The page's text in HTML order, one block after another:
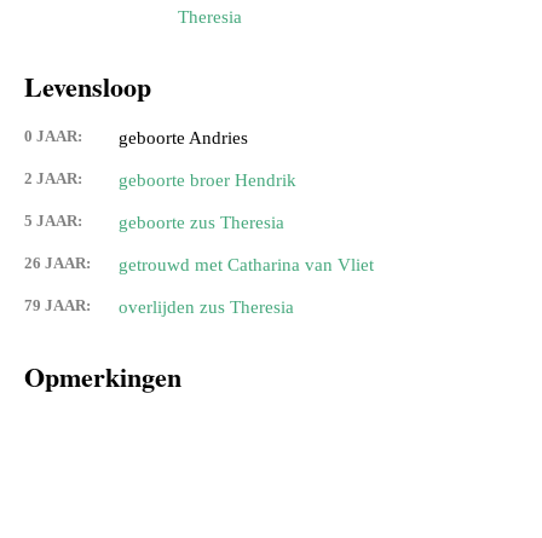
Theresia
Levensloop
0 JAAR: geboorte Andries
2 JAAR: geboorte broer Hendrik
5 JAAR: geboorte zus Theresia
26 JAAR: getrouwd met Catharina van Vliet
79 JAAR: overlijden zus Theresia
Opmerkingen